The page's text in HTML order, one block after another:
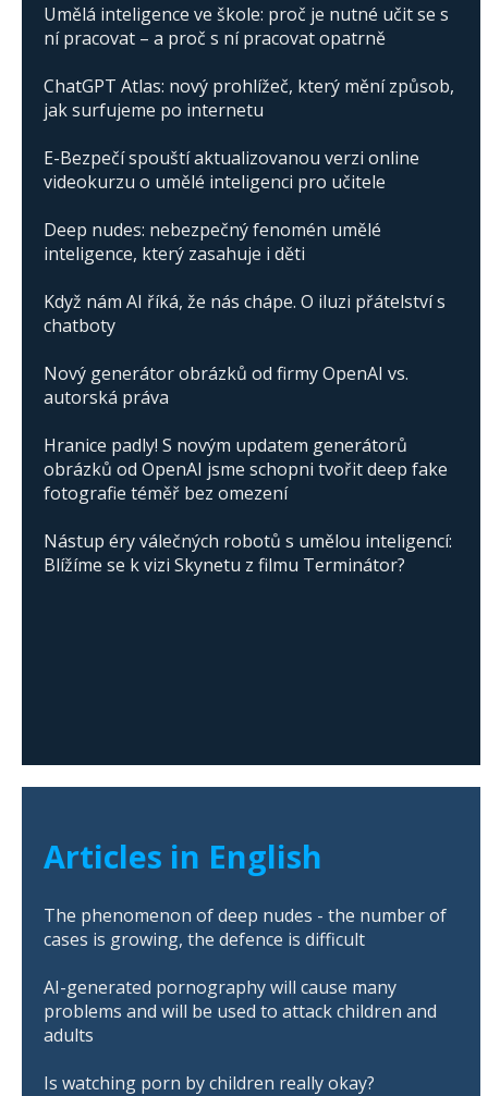
Umělá inteligence ve škole: proč je nutné učit se s
ní pracovat – a proč s ní pracovat opatrně
ChatGPT Atlas: nový prohlížeč, který mění způsob,
jak surfujeme po internetu
E-Bezpečí spouští aktualizovanou verzi online
videokurzu o umělé inteligenci pro učitele
Deep nudes: nebezpečný fenomén umělé
inteligence, který zasahuje i děti
Když nám AI říká, že nás chápe. O iluzi přátelství s
chatboty
Nový generátor obrázků od firmy OpenAI vs.
autorská práva
Hranice padly! S novým updatem generátorů
obrázků od OpenAI jsme schopni tvořit deep fake
fotografie téměř bez omezení
Nástup éry válečných robotů s umělou inteligencí:
Blížíme se k vizi Skynetu z filmu Terminátor?
Articles in English
The phenomenon of deep nudes - the number of
cases is growing, the defence is difficult
AI-generated pornography will cause many
problems and will be used to attack children and
adults
Is watching porn by children really okay?